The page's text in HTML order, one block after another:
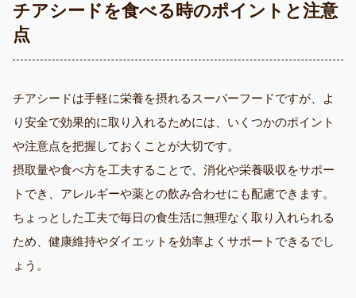
チアシードを食べる時のポイントと注意
点
チアシードは手軽に栄養を摂れるスーパーフードですが、よ
り安全で効果的に取り入れるためには、いくつかのポイント
や注意点を把握しておくことが大切です。
摂取量や食べ方を工夫することで、消化や栄養吸収をサポー
トでき、アレルギーや薬との飲み合わせにも配慮できます。
ちょっとした工夫で毎日の食生活に無理なく取り入れられる
ため、健康維持やダイエットを効率よくサポートできるでし
ょう。